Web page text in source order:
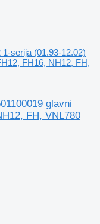
serija (01.93-12.02)
FH16, NH12, FH,
glavni
FH, VNL780